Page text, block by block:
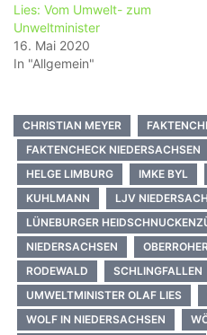
Lies: Vom Umwelt- zum
Unweltminister
16. Mai 2020
In "Allgemein"
CHRISTIAN MEYER
FAKTENCHECK NIEDERSACHSEN
HELGE LIMBURG
IMKE BYL
KUHLMANN
LJV
LÜNEBURGER
NIEDERSACHSEN
RODEWALD
SCHLINGFALLEN
UMWELTMINISTER OLAF LIES
WOLF IN NIEDERSACHSEN